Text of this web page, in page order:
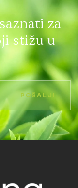
za
stižu u
POŠALJI